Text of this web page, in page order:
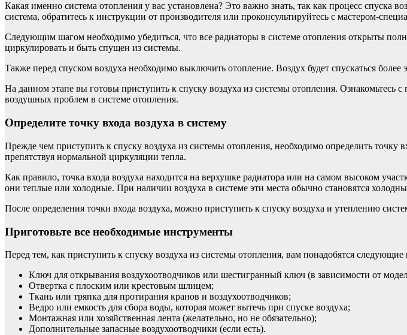
Какая именно система отопления у вас установлена? Это важно знать, так как процесс спуска
система, обратитесь к инструкции от производителя или проконсультируйтесь с мастером-
Следующим шагом необходимо убедиться, что все радиаторы в системе отопления открыты
циркулировать и быть спущен из системы.
Также перед спуском воздуха необходимо выключить отопление. Воздух будет спускаться
На данном этапе вы готовы приступить к спуску воздуха из системы отопления.
воздушных проблем в системе отопления.
Определите точку входа воздуха в систему
Прежде чем приступить к спуску воздуха из системы отопления, необходимо определить точку
препятствуя нормальной циркуляции тепла.
Как правило, точка входа воздуха находится на верхушке радиатора или на самом высоком
они теплые или холодные. При наличии воздуха в системе эти места обычно становятся
После определения точки входа воздуха, можно приступить к спуску воздуха и ​​утеплению
Приготовьте все необходимые инструменты
Перед тем, как приступить к спуску воздуха из системы отопления, вам понадобятся
Ключ для открывания воздухоотводчиков или шестигранный ключ (в зависимости от
Отвертка с плоским или крестовым шлицем;
Ткань или тряпка для протирания кранов и воздухоотводчиков;
Ведро или емкость для сбора воды, которая может вытечь при спуске воздуха;
Монтажная или хозяйственная лента (желательно, но не обязательно);
Дополнительные запасные воздухоотводчики (если есть).